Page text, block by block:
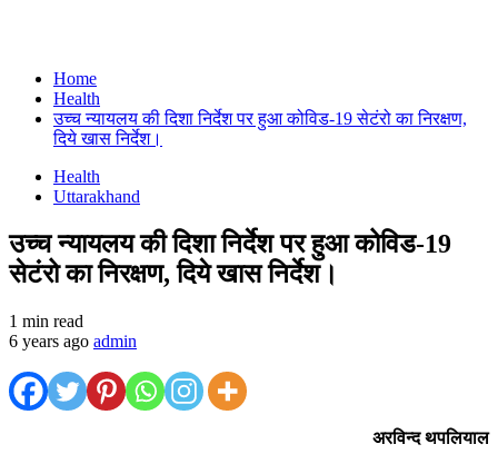
Home
Health
उच्च न्यायलय की दिशा निर्देश पर हुआ कोविड-19 सेटंरो का निरक्षण,
दिये खास निर्देश।
Health
Uttarakhand
उच्च न्यायलय की दिशा निर्देश पर हुआ कोविड-19
सेटंरो का निरक्षण, दिये खास निर्देश।
1 min read
6 years ago admin
अरविन्द थपलियाल